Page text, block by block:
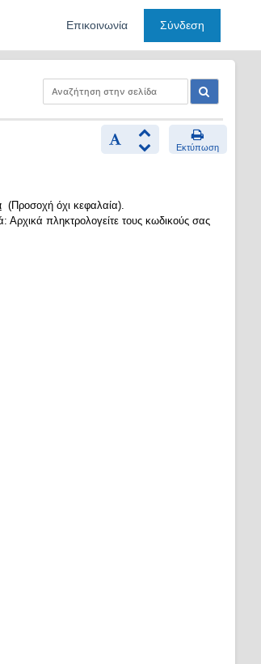
Επικοινωνία Σύνδεση
Εκτύπωση
(Προσοχή όχι κεφαλαία).
Αρχικά πληκτρολογείτε τους κωδικούς σας